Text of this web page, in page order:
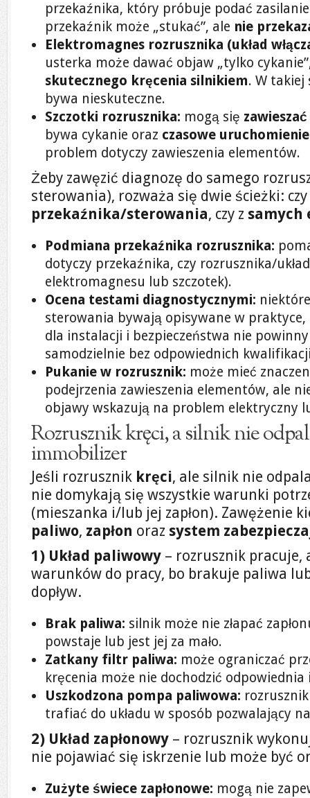
przekaźnika, który próbuje podać
przekaźnik może „stukać”, ale nie
Elektromagnes rozrusznika (układ
usterka może dawać objaw „tylko
skutecznego kręcenia silnikiem. W
bywa nieskuteczne.
Szczotki rozrusznika: mogą się
bywa cykanie oraz czasowe uruchomienie
problem dotyczy zawieszenia elementów.
Żeby zawęzić diagnozę do samego
sterowania), rozważa się dwie ścieżki:
przekaźnika/sterowania, czy z samych
Podmiana przekaźnika rozrusznika:
dotyczy przekaźnika, czy rozrusznika/
elektromagnesu lub szczotek).
Ocena testami diagnostycznymi:
sterowania bywają opisywane w praktyce,
dla instalacji i bezpieczeństwa nie
samodzielnie bez odpowiednich
Pukanie w rozrusznik: może mieć
podejrzenia zawieszenia elementów, ale
objawy wskazują na problem elektryczny
Rozrusznik kręci, a silnik nie
immobilizer
Jeśli rozrusznik kręci, ale silnik nie
nie domykają się wszystkie warunki
(mieszanka i/lub jej zapłon). Zawężenie
paliwo, zapłon oraz system
1) Układ paliwowy – rozrusznik pracuje,
warunków do pracy, bo brakuje paliwa
dopływ.
Brak paliwa: silnik może nie złapać
powstaje lub jest jej za mało.
Zatkany filtr paliwa: może ograniczać
kręcenia może nie dochodzić
Uszkodzona pompa paliwowa:
trafiać do układu w sposób pozwalający
2) Układ zapłonowy – rozrusznik
nie pojawiać się iskrzenie lub może być
Zużyte świece zapłonowe: mogą nie